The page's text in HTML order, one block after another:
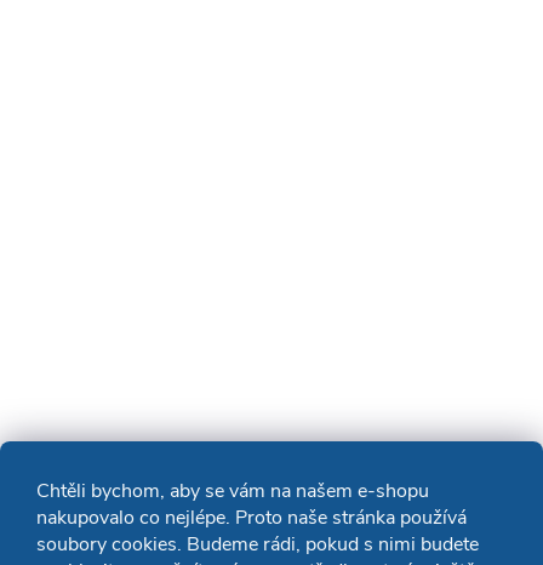
Chtěli bychom, aby se vám na našem e-shopu
nakupovalo co nejlépe. Proto naše stránka používá
soubory cookies. Budeme rádi, pokud s nimi budete